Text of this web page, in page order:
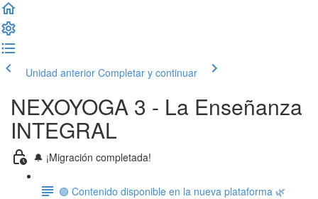
Unidad anterior Completar y continuar
NEXOYOGA 3 - La Enseñanza
INTEGRAL
🔔 ¡Migración completada!
🟢 Contenido disponible en la nueva plataforma 🌿